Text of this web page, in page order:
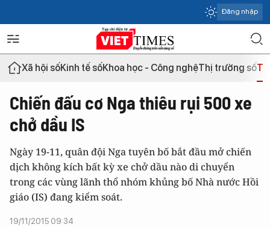
Đăng nhập
Xã hội sốKinh tế sốKhoa học - Công nghệThị trường số
Chiến đấu cơ Nga thiêu rụi 500 xe
chở dầu IS
Ngày 19-11, quân đội Nga tuyên bố bắt đầu mở chiến
dịch không kích bất kỳ xe chở dầu nào di chuyển
trong các vùng lãnh thổ nhóm khủng bố Nhà nước Hồi
giáo (IS) đang kiểm soát.
19/11/2015 09:34